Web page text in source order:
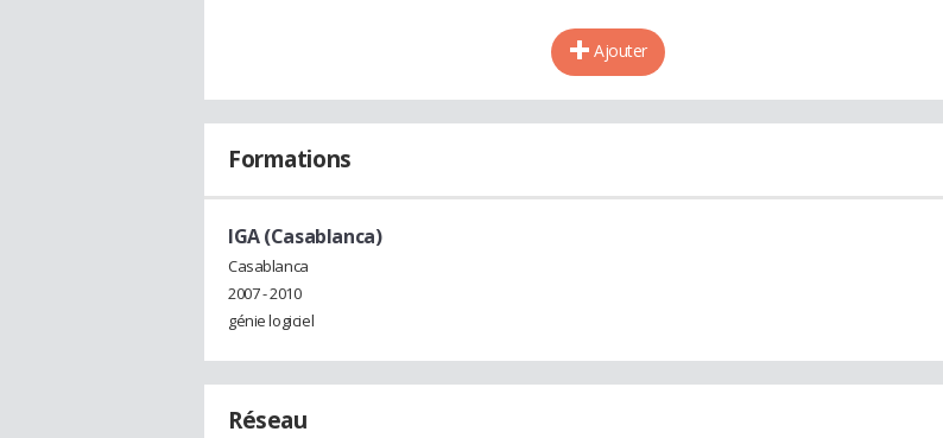
Ajouter
Formations
IGA (Casablanca)
Casablanca
2007 - 2010
génie logiciel
Réseau